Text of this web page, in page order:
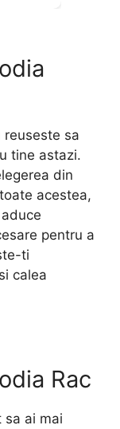
reuseste sa
tine astazi.
din
acestea,
pentru a
ti
calea
Rac
sa ai mai